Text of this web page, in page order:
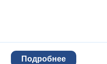
Подробнее